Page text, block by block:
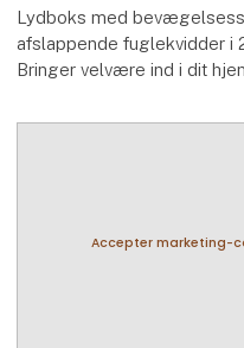
Lydboks med
afslappende fuglekvidder i
Bringer velvære ind i dit
Accepter marketing-